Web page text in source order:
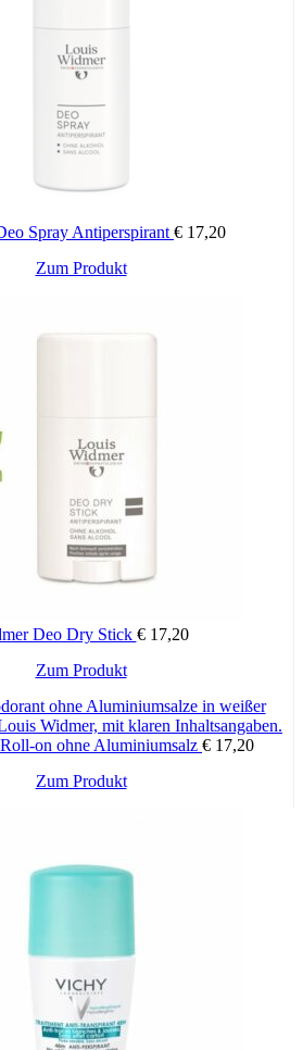
Spray Antiperspirant € 17,20
Zum Produkt
Deo Dry Stick €17,20
Zum ProduktDieses
weist
mehrere
Varianten
Die
on ohne Aluminiumsalz € 17,20
Zum ProduktDieses
auf.
auf
werden